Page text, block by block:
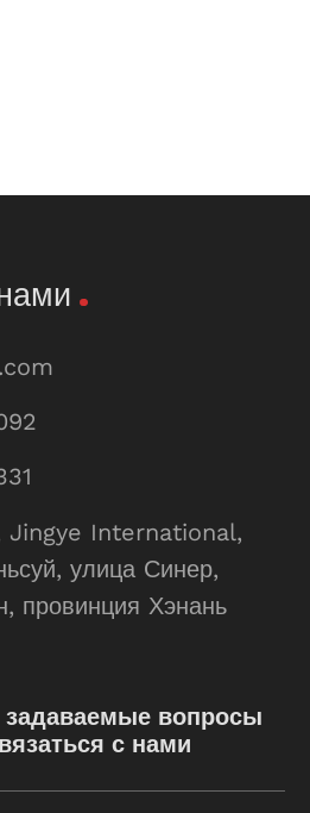
Jingye International,
улица Синер,
провинция Хэнань
задаваемые вопросы
с нами